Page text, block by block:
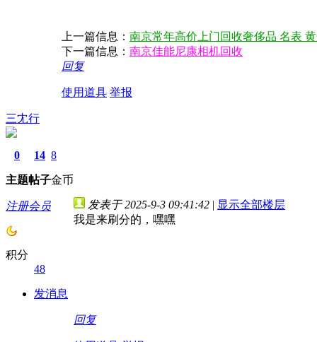
上一篇信息： 南京常年高价上门回收奢侈品 名表
下一篇信息： 南京佳能尼康相机回收
回复
使用道具 举报
三冘行
0
主题
14
帖子
8
金币
注册会员
积分
48
发消息
发表于 2025-9-3 09:41:42 | 显示全部楼层
我是来刷分的，嘿嘿
回复